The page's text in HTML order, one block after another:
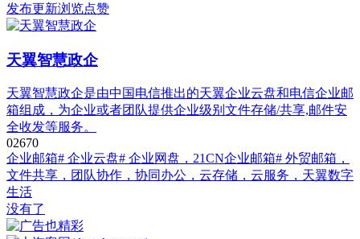
发布更新浏览点赞
天翼智慧政企
天翼智慧政企是由中国电信推出的天翼企业云盘和电信企业邮
箱组成，为企业或者团队提供企业级别文件存储/共享,邮件安
全收发等服务。
02670
企业邮箱# 企业云盘# 企业网盘，21CN企业邮箱# 外贸邮箱，
文件共享，团队协作，协同办公，云存储，云服务，天翼数字
生活
没有了